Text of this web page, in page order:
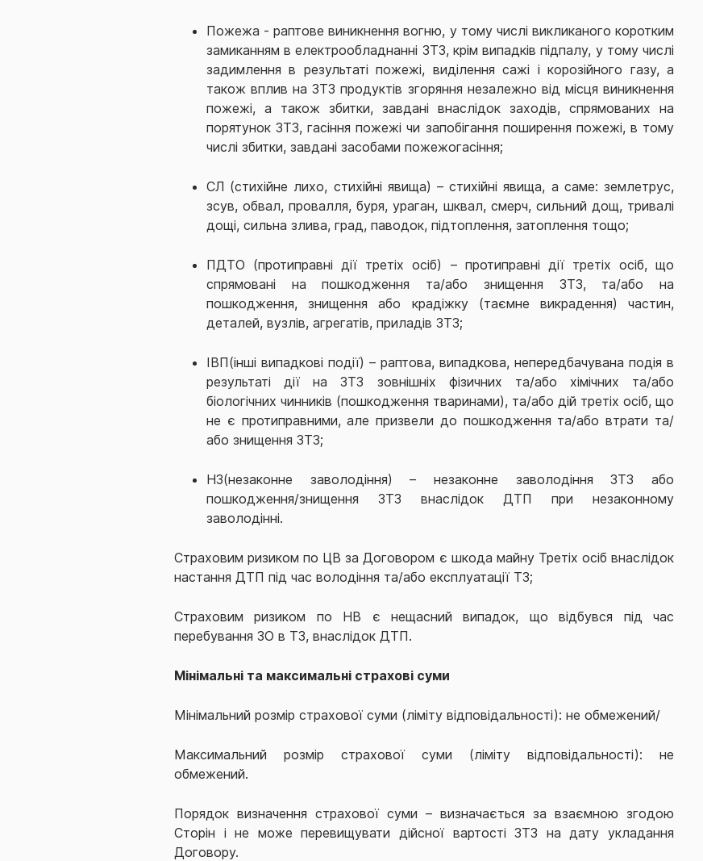
Пожежа - раптове виникнення вогню, у тому числі викликаного коротким
замиканням в електрообладнанні ЗТЗ, крім випадків підпалу, у тому числі
задимлення в результаті пожежі, виділення сажі і корозійного газу, а
також вплив на ЗТЗ продуктів згоряння незалежно від місця виникнення
пожежі, а також збитки, завдані внаслідок заходів, спрямованих на
порятунок ЗТЗ, гасіння пожежі чи запобігання поширення пожежі, в тому
числі збитки, завдані засобами пожежогасіння;
СЛ (стихійне лихо, стихійні явища) – стихійні явища, а саме: землетрус,
зсув, обвал, провалля, буря, ураган, шквал, смерч, сильний дощ, тривалі
дощі, сильна злива, град, паводок, підтоплення, затоплення тощо;
ПДТО (протиправні дії третіх осіб) – протиправні дії третіх осіб, що
спрямовані на пошкодження та/або знищення ЗТЗ, та/або на
пошкодження, знищення або крадіжку (таємне викрадення) частин,
деталей, вузлів, агрегатів, приладів ЗТЗ;
ІВП(інші випадкові події) – раптова, випадкова, непередбачувана подія в
результаті дії на ЗТЗ зовнішніх фізичних та/або хімічних та/або
біологічних чинників (пошкодження тваринами), та/або дій третіх осіб, що
не є протиправними, але призвели до пошкодження та/або втрати та/
або знищення ЗТЗ;
НЗ(незаконне заволодіння) – незаконне заволодіння ЗТЗ або
пошкодження/знищення ЗТЗ внаслідок ДТП при незаконному
заволодінні.
Страховим ризиком по ЦВ за Договором є шкода майну Третіх осіб внаслідок
настання ДТП під час володіння та/або експлуатації ТЗ;
Страховим ризиком по НВ є нещасний випадок, що відбувся під час
перебування ЗО в ТЗ, внаслідок ДТП.
Мінімальні та максимальні страхові суми
Мінімальний розмір страхової суми (ліміту відповідальності): не обмежений/
Максимальний розмір страхової суми (ліміту відповідальності): не
обмежений.
Порядок визначення страхової суми – визначається за взаємною згодою
Сторін і не може перевищувати дійсної вартості ЗТЗ на дату укладання
Договору.